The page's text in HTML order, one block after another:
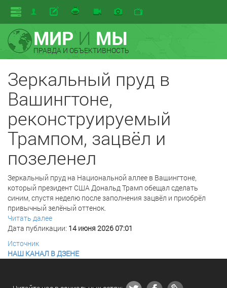
МИРИ МЫ
ПРАВДА И ОБЪЕКТИВНОСТЬ
Зеркальный пруд в
Вашингтоне,
реконструируемый
Трампом, зацвёл и
позеленел
Зеркальный пруд на Национальной аллее в Вашингтоне,
который президент США Дональд Трамп обещал сделать
синим, спустя неделю после заполнения зацвёл и приобрёл
привычный зелёный оттенок.
Читать далее
Дата публикации: 14 июня 2026 07:01
Источник
НАШ КАНАЛ В ДЗЕНЕ